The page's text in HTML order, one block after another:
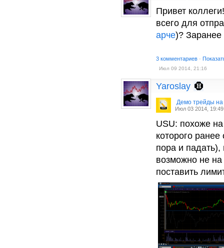
Привет
всего для
арче)? Заранее
3 комментариев ·
Июл 09 2014, 21:16
Yaroslay
Демо трейды на
Июл 03 2014, 19:49
USU: похоже на
которого
пора и
возможно не на
поставить